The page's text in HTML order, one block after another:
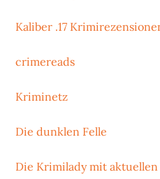
Kaliber .17
crimereads
Kriminetz
Die dunklen Felle
Die Krimilady mit